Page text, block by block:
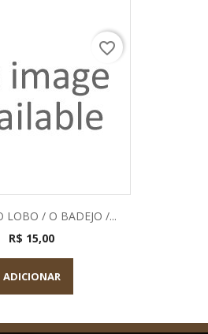
LOBO / O BADEJO /...
R$ 15,00
ADICIONAR
favorite_border